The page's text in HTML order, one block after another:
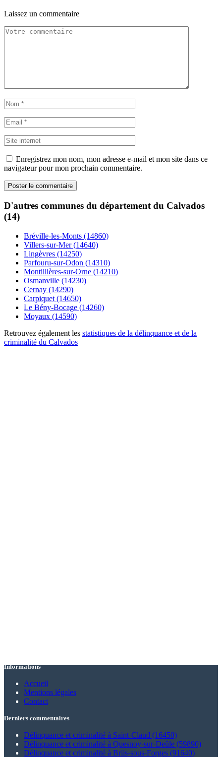
Laissez un commentaire
Enregistrez mon nom, mon adresse e-mail et mon site dans ce
navigateur pour mon prochain commentaire.
D'autres communes du département du Calvados
(14)
Bréville-les-Monts (14860)
Villers-sur-Mer (14640)
Lingèvres (14250)
Parfouru-sur-Odon (14310)
Montillières-sur-Orne (14210)
Osmanville (14230)
Cernay (14290)
Carpiquet (14650)
Le Bény-Bocage (14260)
Moyaux (14590)
Retrouvez également les statistiques de la délinquance et de la
criminalité du Calvados
Informations
Accueil
Mentions légales
Contact
Derniers commentaires
Délinquance et criminalité à Saint-Claud (16450)
Délinquance et criminalité à Quesnoy-sur-Deûle (59890)
Délinquance et criminalité à Briis-sous-Forges (91640)